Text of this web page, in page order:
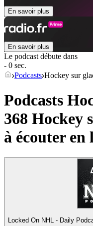
En savoir plus
En savoir plus
Le podcast débute dans
- 0 sec.
Podcasts Hockey sur
Podcasts
368 Hockey
à écouter en
Locked On NHL - Daily